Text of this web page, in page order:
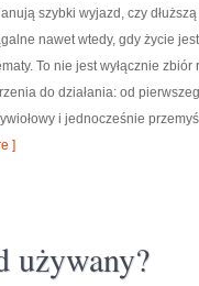
szybki wyjazd, czy
nawet wtedy, gdy życie
To nie jest wyłącznie
do działania: od
i jednocześnie
]
używany?